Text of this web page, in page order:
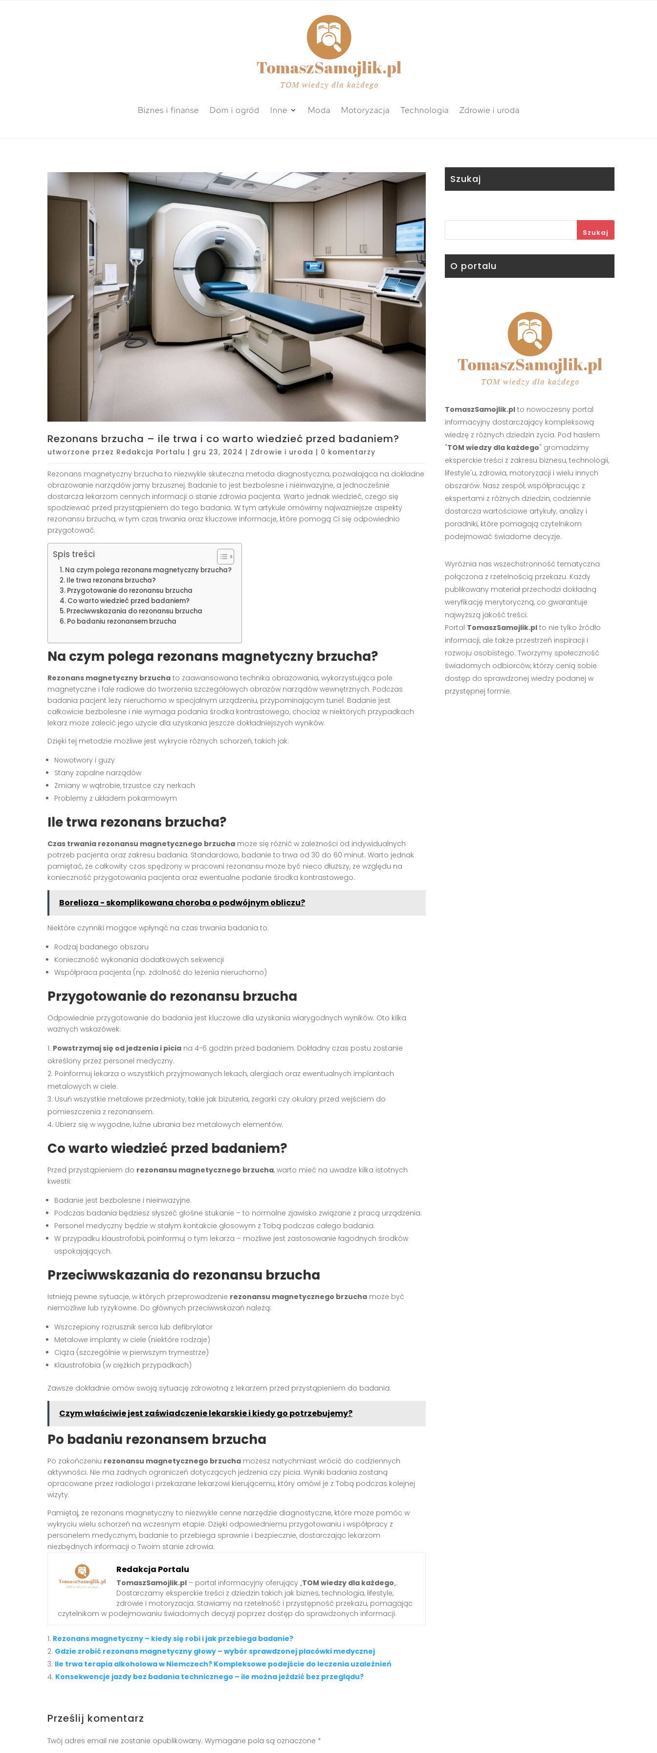
Biznes i finanse Dom i ogród Inne Moda Motoryzacja Technologia Zdrowie i uroda
Rezonans brzucha – ile trwa i co warto wiedzieć przed badaniem?
utworzone przez Redakcja Portalu | gru 23, 2024 | Zdrowie i uroda | 0 komentarzy
Rezonans magnetyczny brzucha to niezwykle skuteczna metoda diagnostyczna, pozwalająca na dokładne
obrazowanie narządów jamy brzusznej. Badanie to jest bezbolesne i nieinwazyjne, a jednocześnie
dostarcza lekarzom cennych informacji o stanie zdrowia pacjenta. Warto jednak wiedzieć, czego się
spodziewać przed przystąpieniem do tego badania. W tym artykule omówimy najważniejsze aspekty
rezonansu brzucha, w tym czas trwania oraz kluczowe informacje, które pomogą Ci się odpowiednio
przygotować.
Spis treści
Na czym polega rezonans magnetyczny brzucha?
Ile trwa rezonans brzucha?
Przygotowanie do rezonansu brzucha
Co warto wiedzieć przed badaniem?
Przeciwwskazania do rezonansu brzucha
Po badaniu rezonansem brzucha
Na czym polega rezonans magnetyczny brzucha?
Rezonans magnetyczny brzucha to zaawansowana technika obrazowania, wykorzystująca pole
magnetyczne i fale radiowe do tworzenia szczegółowych obrazów narządów wewnętrznych. Podczas
badania pacjent leży nieruchomo w specjalnym urządzeniu, przypominającym tunel. Badanie jest
całkowicie bezbolesne i nie wymaga podania środka kontrastowego, chociaż w niektórych przypadkach
lekarz może zalecić jego użycie dla uzyskania jeszcze dokładniejszych wyników.
Dzięki tej metodzie możliwe jest wykrycie różnych schorzeń, takich jak:
Nowotwory i guzy
Stany zapalne narządów
Zmiany w wątrobie, trzustce czy nerkach
Problemy z układem pokarmowym
Ile trwa rezonans brzucha?
Czas trwania rezonansu magnetycznego brzucha może się różnić w zależności od indywidualnych
potrzeb pacjenta oraz zakresu badania. Standardowo, badanie to trwa od 30 do 60 minut. Warto jednak
pamiętać, że całkowity czas spędzony w pracowni rezonansu może być nieco dłuższy, ze względu na
konieczność przygotowania pacjenta oraz ewentualne podanie środka kontrastowego.
Borelioza - skomplikowana choroba o podwójnym obliczu?
Niektóre czynniki mogące wpłynąć na czas trwania badania to:
Rodzaj badanego obszaru
Konieczność wykonania dodatkowych sekwencji
Współpraca pacjenta (np. zdolność do leżenia nieruchomo)
Przygotowanie do rezonansu brzucha
Odpowiednie przygotowanie do badania jest kluczowe dla uzyskania wiarygodnych wyników. Oto kilka
ważnych wskazówek:
Powstrzymaj się od jedzenia i picia na 4-6 godzin przed badaniem. Dokładny czas postu zostanie
określony przez personel medyczny.
Poinformuj lekarza o wszystkich przyjmowanych lekach, alergiach oraz ewentualnych implantach
metalowych w ciele.
Usuń wszystkie metalowe przedmioty, takie jak biżuteria, zegarki czy okulary przed wejściem do
pomieszczenia z rezonansem.
Ubierz się w wygodne, luźne ubrania bez metalowych elementów.
Co warto wiedzieć przed badaniem?
Przed przystąpieniem do rezonansu magnetycznego brzucha, warto mieć na uwadze kilka istotnych
kwestii:
Badanie jest bezbolesne i nieinwazyjne.
Podczas badania będziesz słyszeć głośne stukanie – to normalne zjawisko związane z pracą urządzenia.
Personel medyczny będzie w stałym kontakcie głosowym z Tobą podczas całego badania.
W przypadku klaustrofobii, poinformuj o tym lekarza – możliwe jest zastosowanie łagodnych środków
uspokajających.
Przeciwwskazania do rezonansu brzucha
Istnieją pewne sytuacje, w których przeprowadzenie rezonansu magnetycznego brzucha może być
niemożliwe lub ryzykowne. Do głównych przeciwwskazań należą:
Wszczepiony rozrusznik serca lub defibrylator
Metalowe implanty w ciele (niektóre rodzaje)
Ciąża (szczególnie w pierwszym trymestrze)
Klaustrofobia (w ciężkich przypadkach)
Zawsze dokładnie omów swoją sytuację zdrowotną z lekarzem przed przystąpieniem do badania.
Czym właściwie jest zaświadczenie lekarskie i kiedy go potrzebujemy?
Po badaniu rezonansem brzucha
Po zakończeniu rezonansu magnetycznego brzucha możesz natychmiast wrócić do codziennych
aktywności. Nie ma żadnych ograniczeń dotyczących jedzenia czy picia. Wyniki badania zostaną
opracowane przez radiologa i przekazane lekarzowi kierującemu, który omówi je z Tobą podczas kolejnej
wizyty.
Pamiętaj, że rezonans magnetyczny to niezwykle cenne narzędzie diagnostyczne, które może pomóc w
wykryciu wielu schorzeń na wczesnym etapie. Dzięki odpowiedniemu przygotowaniu i współpracy z
personelem medycznym, badanie to przebiega sprawnie i bezpiecznie, dostarczając lekarzom
niezbędnych informacji o Twoim stanie zdrowia.
Redakcja Portalu
TomaszSamojlik.pl – portal informacyjny oferujący „TOM wiedzy dla każdego„.
Dostarczamy eksperckie treści z dziedzin takich jak biznes, technologia, lifestyle,
zdrowie i motoryzacja. Stawiamy na rzetelność i przystępność przekazu, pomagając
czytelnikom w podejmowaniu świadomych decyzji poprzez dostęp do sprawdzonych informacji.
Rezonans magnetyczny – kiedy się robi i jak przebiega badanie?
Gdzie zrobić rezonans magnetyczny głowy – wybór sprawdzonej placówki medycznej
Ile trwa terapia alkoholowa w Niemczech? Kompleksowe podejście do leczenia uzależnień
Konsekwencje jazdy bez badania technicznego – ile można jeździć bez przeglądu?
Prześlij komentarz
Twój adres email nie zostanie opublikowany. Wymagane pola są oznaczone *
Szukaj
Szukaj
O portalu
TomaszSamojlik.plto nowoczesny portal
informacyjny dostarczający kompleksową
wiedzę z różnych dziedzin życia. Pod hasłem
"TOM wiedzy dla każdego" gromadzimy
eksperckie treści z zakresu biznesu, technologii,
lifestyle'u, zdrowia, motoryzacji i wielu innych
obszarów. Nasz zespół, współpracując z
ekspertami z różnych dziedzin, codziennie
dostarcza wartościowe artykuły, analizy i
poradniki, które pomagają czytelnikom
podejmować świadome decyzje.
Wyróżnia nas wszechstronność tematyczna
połączona z rzetelnością przekazu. Każdy
publikowany materiał przechodzi dokładną
weryfikację merytoryczną, co gwarantuje
najwyższą jakość treści.
Portal TomaszSamojlik.plto nie tylko źródło
informacji, ale także przestrzeń inspiracji i
rozwoju osobistego. Tworzymy społeczność
świadomych odbiorców, którzy cenią sobie
dostęp do sprawdzonej wiedzy podanej w
przystępnej formie.